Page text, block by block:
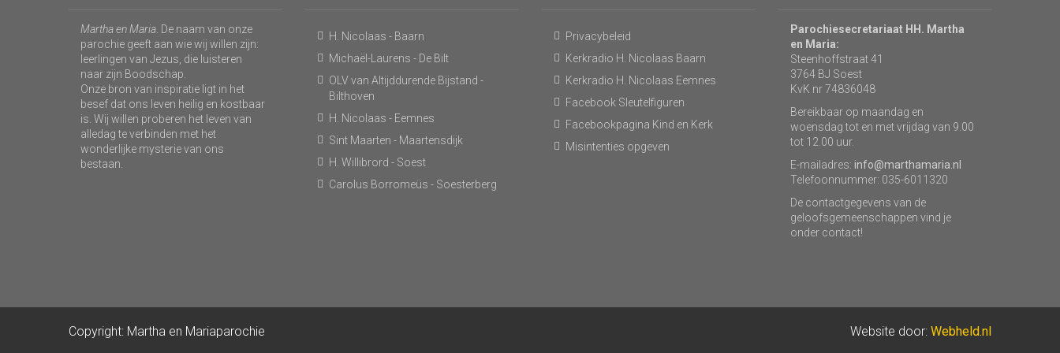
Martha en Maria . De naam van onze
parochie geeft aan wie wij willen zijn:
leerlingen van Jezus, die luisteren
naar zijn Boodschap.
Onze bron van inspiratie ligt in het
besef dat ons leven heilig en kostbaar
is. Wij willen proberen het leven van
alledag te verbinden met het
wonderlijke mysterie van ons
bestaan.
H. Nicolaas - Baarn
Michaël-Laurens - De Bilt
OLV van Altijddurende Bijstand -
Bilthoven
H. Nicolaas - Eemnes
Sint Maarten - Maartensdijk
H. Willibrord - Soest
Carolus Borromeüs - Soesterberg
Privacybeleid
Kerkradio H. Nicolaas Baarn
Kerkradio H. Nicolaas Eemnes
Facebook Sleutelfiguren
Facebookpagina Kind en Kerk
Misintenties opgeven
Parochiesecretariaat HH. Martha
en Maria:
Steenhoffstraat 41
3764 BJ Soest
KvK nr 74836048
Bereikbaar op maandag en
woensdag tot en met vrijdag van 9.00
tot 12.00 uur.
E-mailadres: info@marthamaria.nl
Telefoonnummer: 035-6011320
De contactgegevens van de
geloofsgemeenschappen vind je
onder contact!
Copyright: Martha en Mariaparochie Website door: Webheld.nl